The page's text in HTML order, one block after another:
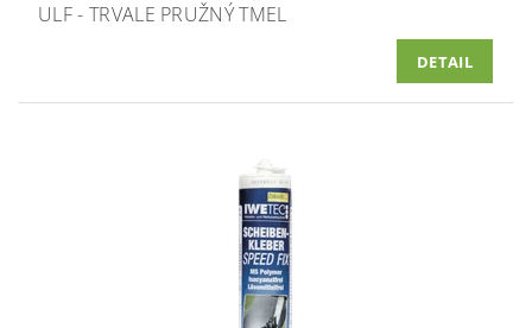
ULF - TRVALE PRUŽNÝ TMEL
DETAIL